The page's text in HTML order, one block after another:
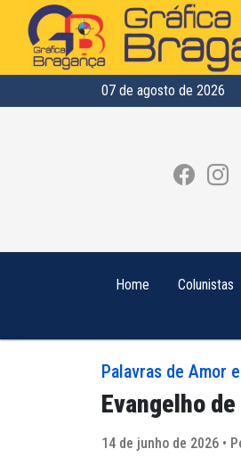
07 de agosto de 2026
Home Colunistas
Palavras de Amor
Evangelho
14 de junho de 2026 •